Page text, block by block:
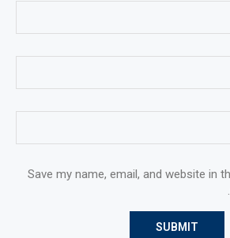
Save my name, email, and website in